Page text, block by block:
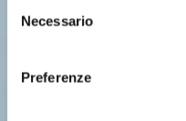
delNecessario
Preferenze
Leggi le